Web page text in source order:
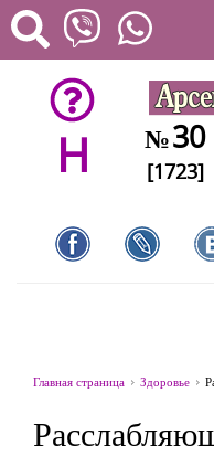
H №30
[1723]
Главная страница Здоровье